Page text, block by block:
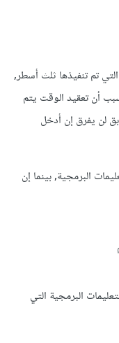
تم تنفيذها ثلث أسطر,
1, ما السبب؟ السبب أن تعقيد الوقت يتم
لن يفرق إن أدخل
البرمجية, بينما إن
البرمجية التي